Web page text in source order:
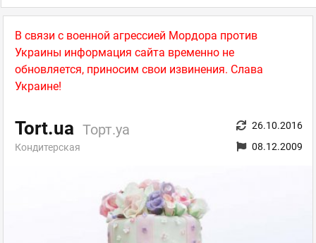
В связи с военной агрессией Мордора против
Украины информация сайта временно не
обновляется, приносим свои извинения. Слава
Украине!
Tort.ua Торт.уа
Кондитерская
26.10.2016
08.12.2009